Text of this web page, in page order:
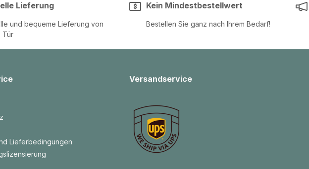
Lieferung
und bequeme Lieferung von
Tür
Kein Mindestbestellwert
Bestellen Sie ganz nach Ihrem Bedarf!
Lieferbedingungen
Versandservice